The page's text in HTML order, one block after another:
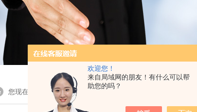
欢迎您！
来自局域网的朋友！有什么可以帮
助您的吗？
您现在的位置：首页> 产品展示 > 氧分析仪表